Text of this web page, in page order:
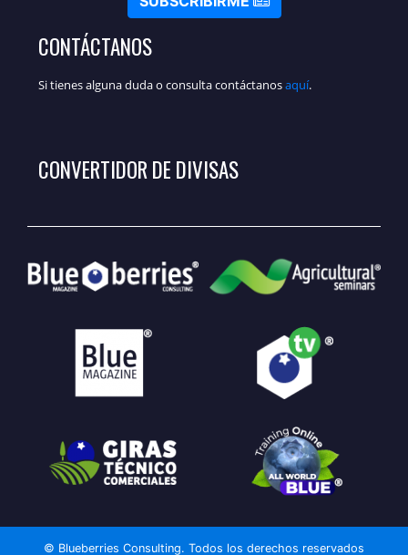
CONTÁCTANOS
Si tienes alguna duda o consulta contáctanosaquí.
CONVERTIDOR DE DIVISAS
© Blueberries Consulting. Todos los derechos reservados